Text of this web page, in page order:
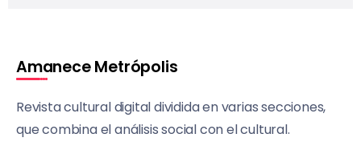
Amanece Metrópolis
Revista cultural digital dividida en varias secciones,
que combina el análisis social con el cultural.